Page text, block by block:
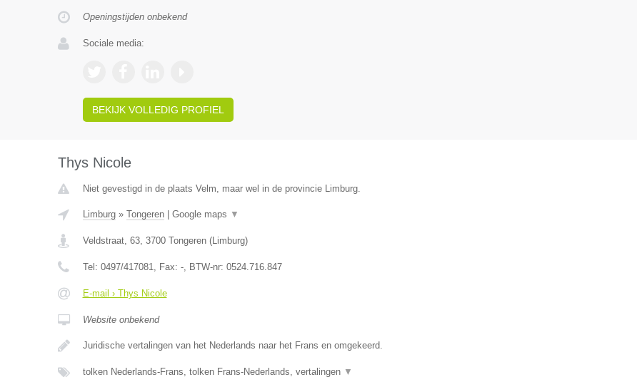
Openingstijden onbekend
Sociale media:
BEKIJK VOLLEDIG PROFIEL
Thys Nicole
Niet gevestigd in de plaats Velm, maar wel in de provincie Limburg.
Limburg» Tongeren| Google maps ▼
Veldstraat, 63, 3700 Tongeren(Limburg)
Tel: 0497/417081, Fax: -, BTW-nr: 0524.716.847
E-mail › Thys Nicole
Website onbekend
Juridische vertalingen van het Nederlands naar het Frans en omgekeerd.
tolken Nederlands-Frans, tolken Frans-Nederlands, vertalingen ▼